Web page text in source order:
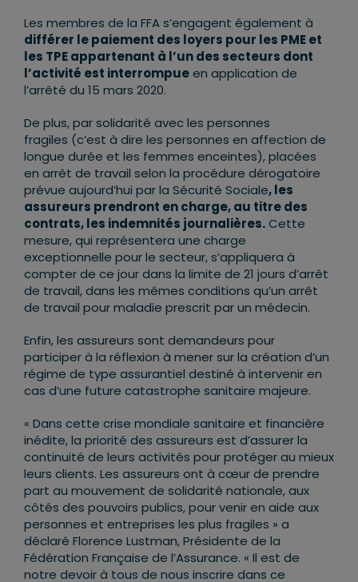
Les membres de la FFA s’engagent également à
différer le paiement des loyers pour les PME et
les TPE appartenant à l’un des secteurs dont
l’activité est interrompueen application de
l’arrêté du 15 mars 2020.
De plus, par solidarité avec les personnes
fragiles (c’est à dire les personnes en affection de
longue durée et les femmes enceintes), placées
en arrêt de travail selon la procédure dérogatoire
prévue aujourd’hui par la Sécurité Sociale, les
assureurs prendront en charge, au titre des
contrats, les indemnités journalières.Cette
mesure, qui représentera une charge
exceptionnelle pour le secteur, s’appliquera à
compter de ce jour dans la limite de 21 jours d’arrêt
de travail, dans les mêmes conditions qu’un arrêt
de travail pour maladie prescrit par un médecin.
Enfin, les assureurs sont demandeurs pour
participer à la réflexion à mener sur la création d’un
régime de type assurantiel destiné à intervenir en
cas d’une future catastrophe sanitaire majeure.
« Dans cette crise mondiale sanitaire et financière
inédite, la priorité des assureurs est d’assurer la
continuité de leurs activités pour protéger au mieux
leurs clients. Les assureurs ont à cœur de prendre
part au mouvement de solidarité nationale, aux
côtés des pouvoirs publics, pour venir en aide aux
personnes et entreprises les plus fragiles » a
déclaré Florence Lustman, Présidente de la
Fédération Française de l’Assurance. « Il est de
notre devoir à tous de nous inscrire dans ce